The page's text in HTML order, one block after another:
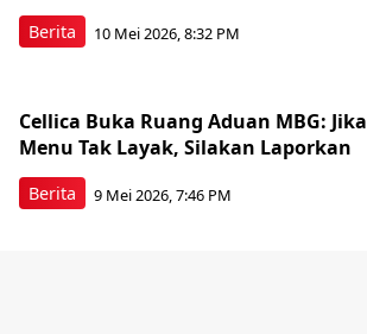
Berita 10 Mei 2026, 8:32 PM
Berita
Cellica Buka Ruang Aduan MBG: Jika
Menu Tak Layak, Silakan Laporkan
9 Mei 2026, 7:46 PM